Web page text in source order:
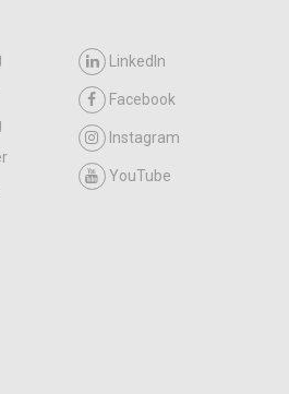
LinkedIn
Facebook
Instagram
YouTube